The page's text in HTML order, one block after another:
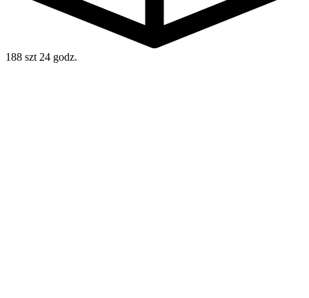
188 szt 24 godz.